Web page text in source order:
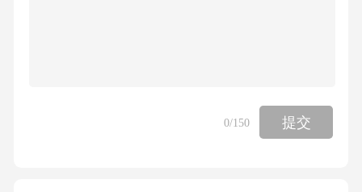
0/150 提交